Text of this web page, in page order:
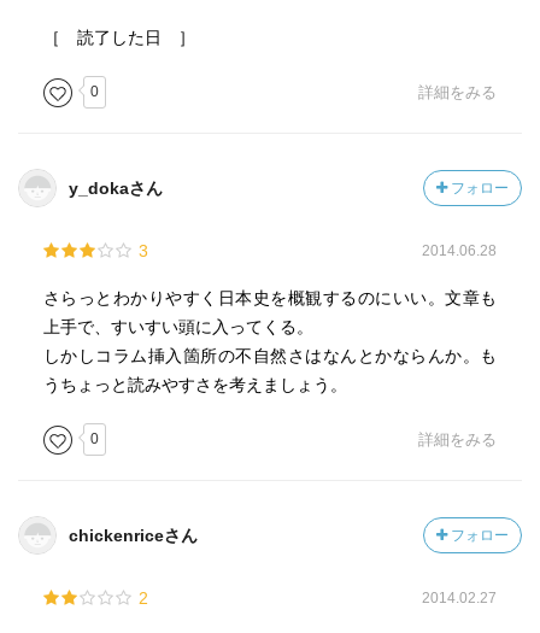
［ 読了した日 ］
0 詳細をみる
y_dokaさん フォロー
3 2014.06.28
さらっとわかりやすく日本史を概観するのにいい。文章も
上手で、すいすい頭に入ってくる。
しかしコラム挿入箇所の不自然さはなんとかならんか。も
うちょっと読みやすさを考えましょう。
0 詳細をみる
chickenriceさん フォロー
2 2014.02.27